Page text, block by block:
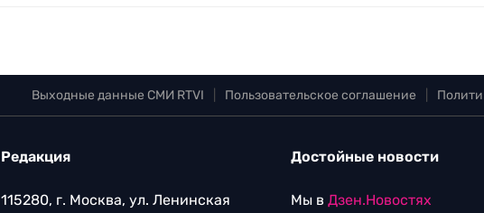
Выходные данные СМИ RTVI Пользовательское соглашение
Редакция
115280, г. Москва, ул. Ленинская
Достойные новости
Мы в Дзен.Новостях